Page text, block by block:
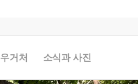
우거처 소식과 사진